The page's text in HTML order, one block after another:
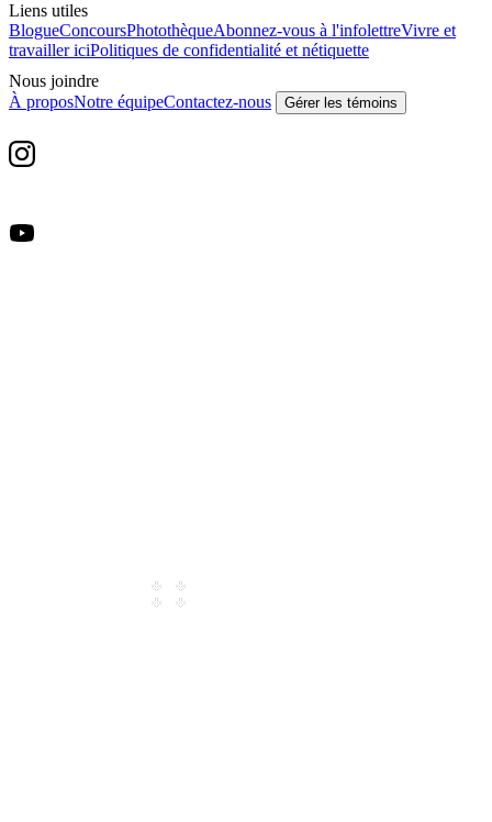
Liens utiles
BlogueConcoursPhotothèqueAbonnez-vous à l'infolettreVivre et
travailler iciPolitiques de confidentialité et nétiquette
Nous joindre
À proposNotre équipeContactez-nous Gérer les témoins